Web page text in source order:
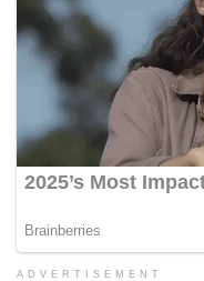
ADVERTISEMENT